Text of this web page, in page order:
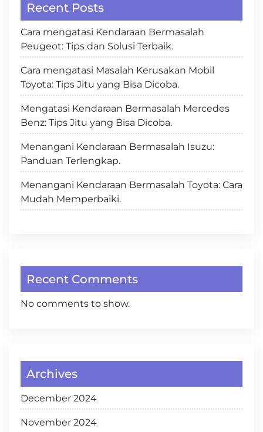
Recent Posts
Cara mengatasi Kendaraan Bermasalah
Peugeot: Tips dan Solusi Terbaik.
Cara mengatasi Masalah Kerusakan Mobil
Toyota: Tips Jitu yang Bisa Dicoba.
Mengatasi Kendaraan Bermasalah Mercedes
Benz: Tips Jitu yang Bisa Dicoba.
Menangani Kendaraan Bermasalah Isuzu:
Panduan Terlengkap.
Menangani Kendaraan Bermasalah Toyota: Cara
Mudah Memperbaiki.
Recent Comments
No comments to show.
Archives
December 2024
November 2024